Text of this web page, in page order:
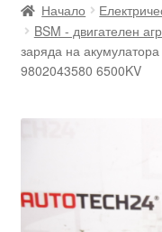
Доставка по целия
Жалби
За нас
Контакт
Начало
BSM - двигателен
заряда на
9802043580 6500KV